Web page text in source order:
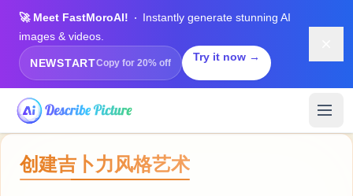
🚀 Meet FastMoroAI!
Instantly generate stunning AI
images & videos.
NEWSTARTCopy for 20% off Try it now →
创建吉卜力风格艺术